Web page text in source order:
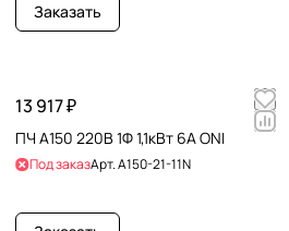
Заказать
13 917 ₽
ПЧ A150 220В 1Ф 1,1кВт 6А ONI
Под заказАрт.A150-21-11N